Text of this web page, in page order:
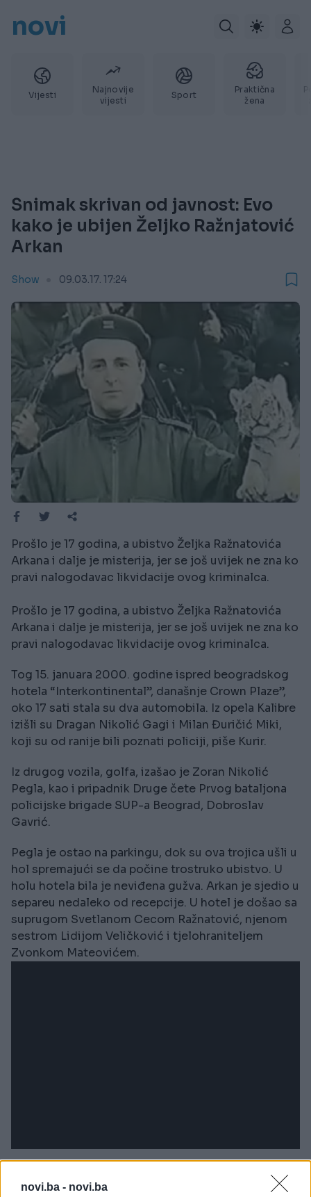
novi.ba - novi.ba
novi
Vijesti
Najnovije
vijesti
Sport
Praktična
žena
Snimak skrivan od javnost: Evo
kako je ubijen Željko Ražnjatović
Arkan
Show 09.03.17. 17:24
Prošlo je 17 godina, a ubistvo Željka Ražnatovića
Arkana i dalje je misterija, jer se još uvijek ne zna ko
pravi nalogodavac likvidacije ovog kriminalca.
Prošlo je 17 godina, a ubistvo Željka Ražnatovića
Arkana i dalje je misterija, jer se još uvijek ne zna ko
pravi nalogodavac likvidacije ovog kriminalca.
Tog 15. januara 2000. godine ispred beogradskog
hotela “Interkontinental”, današnje Crown Plaze”,
oko 17 sati stala su dva automobila. Iz opela Kalibre
izišli su Dragan Nikolić Gagi i Milan Đuričić Miki,
koji su od ranije bili poznati policiji, piše Kurir.
Iz drugog vozila, golfa, izašao je Zoran Nikolić
Pegla, kao i pripadnik Druge čete Prvog bataljona
policijske brigade SUP-a Beograd, Dobroslav
Gavrić.
Pegla je ostao na parkingu, dok su ova trojica ušli u
hol spremajući se da počine trostruko ubistvo. U
holu hotela bila je neviđena gužva. Arkan je sjedio u
separeu nedaleko od recepcije. U hotel je došao sa
suprugom Svetlanom Cecom Ražnatović, njenom
sestrom Lidijom Veličković i tjelohraniteljem
Zvonkom Mateovićem.